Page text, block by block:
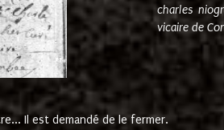
charles
vicaire de
Il est demandé de le fermer.